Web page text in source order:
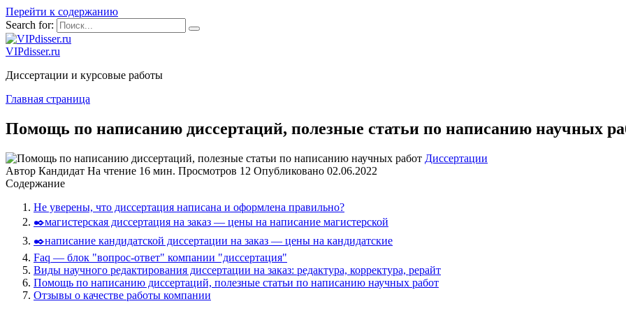
Перейти к содержанию
Search for:
VIPdisser.ru
Диссертации и курсовые работы
Главная страница
Помощь по написанию диссертаций, полезные статьи по написанию научных
Диссертации
Автор Кандидат На чтение 16 мин. Просмотров 12 Опубликовано 02.06.2022
Содержание
Не уверены, что диссертация написана и оформлена правильно?
✒️магистерская диссертация на заказ — цены на написание магистерской
✒️написание кандидатской диссертации на заказ — цены на кандидатские
Faq — блок "вопрос-ответ" компании "диссертация"
Виды научного редактирования диссертации на заказ: редактура, корректура, рерайт
Помощь по написанию диссертаций, полезные статьи по написанию научных работ
Отзывы о качестве работы компании